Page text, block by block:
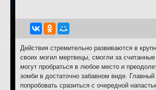
Действия стремительно развиваются в
своих могил мертвецы, смогли за
могут пробраться в любое место и
зомби в достаточно забавном виде.
попробовать сразиться с очередной